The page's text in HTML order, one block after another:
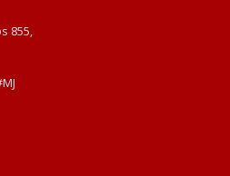
855,